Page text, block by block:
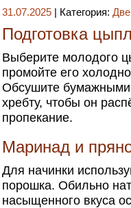
31.07.2025 | Категория:
Подготовка
Выберите молодого
промойте его
Обсушите бумажными
хребту, чтобы он
пропекание.
Маринад и
Для начинки
порошка. Обильно
насыщенного вкуса